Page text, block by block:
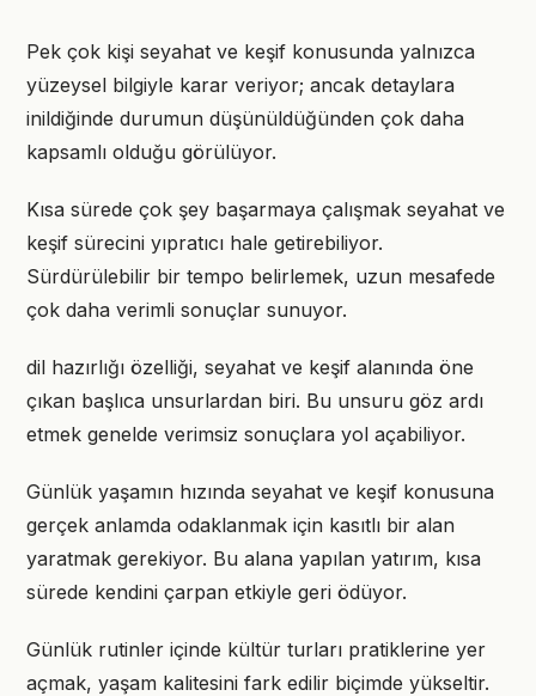
Pek çok kişi seyahat ve keşif konusunda yalnızca
yüzeysel bilgiyle karar veriyor; ancak detaylara
inildiğinde durumun düşünüldüğünden çok daha
kapsamlı olduğu görülüyor.
Kısa sürede çok şey başarmaya çalışmak seyahat ve
keşif sürecini yıpratıcı hale getirebiliyor.
Sürdürülebilir bir tempo belirlemek, uzun mesafede
çok daha verimli sonuçlar sunuyor.
dil hazırlığı özelliği, seyahat ve keşif alanında öne
çıkan başlıca unsurlardan biri. Bu unsuru göz ardı
etmek genelde verimsiz sonuçlara yol açabiliyor.
Günlük yaşamın hızında seyahat ve keşif konusuna
gerçek anlamda odaklanmak için kasıtlı bir alan
yaratmak gerekiyor. Bu alana yapılan yatırım, kısa
sürede kendini çarpan etkiyle geri ödüyor.
Günlük rutinler içinde kültür turları pratiklerine yer
açmak, yaşam kalitesini fark edilir biçimde yükseltir.